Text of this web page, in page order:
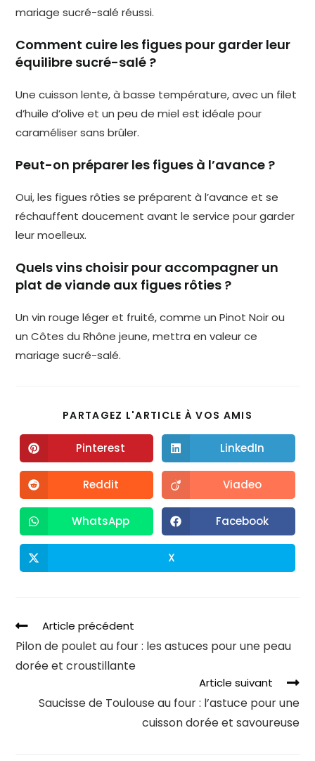
mariage sucré-salé réussi.
Comment cuire les figues pour garder leur
équilibre sucré-salé ?
Une cuisson lente, à basse température, avec un filet
d’huile d’olive et un peu de miel est idéale pour
caraméliser sans brûler.
Peut-on préparer les figues à l’avance ?
Oui, les figues rôties se préparent à l’avance et se
réchauffent doucement avant le service pour garder
leur moelleux.
Quels vins choisir pour accompagner un
plat de viande aux figues rôties ?
Un vin rouge léger et fruité, comme un Pinot Noir ou
un Côtes du Rhône jeune, mettra en valeur ce
mariage sucré-salé.
PARTAGEZ L'ARTICLE À VOS AMIS
Pinterest LinkedIn
Reddit Viadeo
WhatsApp Facebook
X
Article précédent
Pilon de poulet au four : les astuces pour une peau
dorée et croustillante
Article suivant
Saucisse de Toulouse au four : l’astuce pour une
cuisson dorée et savoureuse